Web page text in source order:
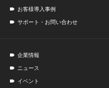
お客様導入事例
サポート・お問い合わせ
企業情報
ニュース
イベント